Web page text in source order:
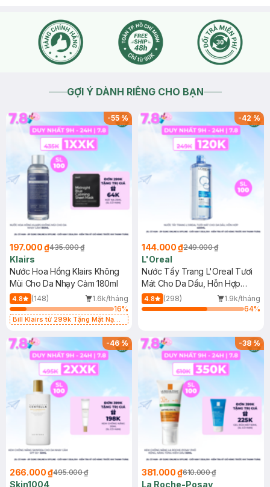
GỢI Ý DÀNH RIÊNG CHO BẠN
-55%
197.000 ₫435.000 ₫
Klairs
Nước Hoa Hồng Klairs Không
Mùi Cho Da Nhạy Cảm 180ml
4.8 (148)
1.6k/tháng
16%
Bill Klairs từ 299k Tặng Mặt Nạ
25ml (SL Có Hạn)
-42%
144.000 ₫249.000 ₫
L'Oreal
Nước Tẩy Trang L'Oreal Tươi
Mát Cho Da Dầu, Hỗn Hợp
400ml
4.8 (298)
1.9k/tháng
64%
-46%
266.000 ₫495.000 ₫
Skin1004
-38%
381.000 ₫610.000 ₫
La Roche-Posay